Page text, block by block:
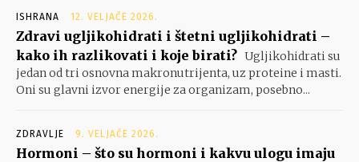
ISHRANA 12. VELJAČE 2026.
Zdravi ugljikohidrati i štetni ugljikohidrati –
kako ih razlikovati i koje birati? Ugljikohidrati su
jedan od tri osnovna makronutrijenta, uz proteine i masti.
Oni su glavni izvor energije za organizam, posebno...
ZDRAVLJE 9. VELJAČE 2026.
Hormoni – što su hormoni i kakvu ulogu imaju